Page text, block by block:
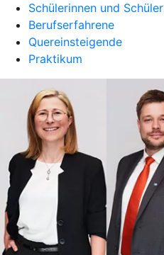
Schülerinnen und Schüler
Berufserfahrene
Quereinsteigende
Praktikum